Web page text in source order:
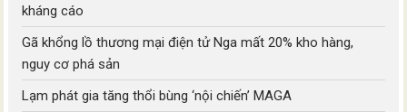
kháng cáo
Gã khổng lồ thương mại điện tử Nga mất 20% kho hàng,
nguy cơ phá sản
Lạm phát gia tăng thổi bùng ‘nội chiến’ MAGA